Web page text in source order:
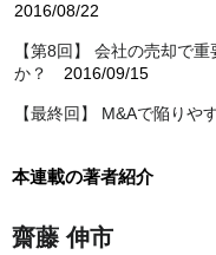
2016/08/22
【第8回】 会社の売却で
か？
2016/09/15
【最終回】 M&Aで陥りや
本連載の著者紹介
齋藤 伸市